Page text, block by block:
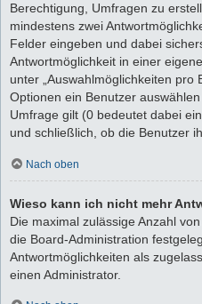
Berechtigung, Umfragen zu
mindestens zwei
Felder eingeben und dabei
Antwortmöglichkeit in einer
unter „Auswahlmöglichkeiten pro
Optionen ein Benutzer
Umfrage gilt (0 bedeutet dabei
und schließlich, ob die Benutzer
Nach oben
Wieso kann ich nicht mehr
Die maximal zulässige Anzahl
die Board-Administration
Antwortmöglichkeiten als
einen Administrator.